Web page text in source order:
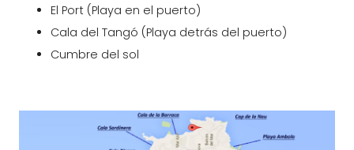
El Port (Playa en el puerto)
Cala del Tangó (Playa detrás del puerto)
Cumbre del sol